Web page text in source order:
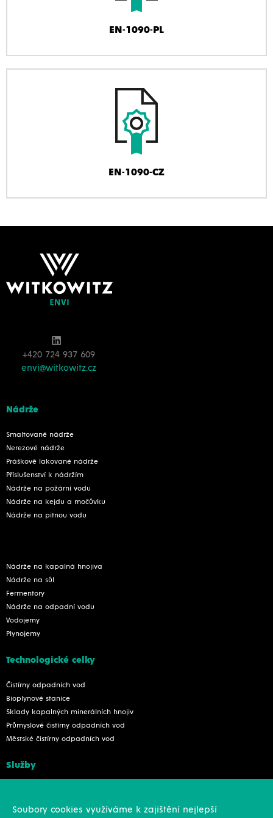
EN-1090-PL
EN-1090-CZ
+420 724 937 609
envi@witkowitz.cz
Nádrže
Smaltované nádrže
Nerezové nádrže
Práškově lakované nádrže
Příslušenství k nádržím
Nádrže na požární vodu
Nádrže na kejdu a močůvku
Nádrže na pitnou vodu
Nádrže na kapalná hnojiva
Nádrže na sůl
Fermentory
Nádrže na odpadní vodu
Vodojemy
Plynojemy
Technologické celky
Čistírny odpadních vod
Bioplynové stanice
Sklady kapalných minerálních hnojiv
Průmyslové čistírny odpadních vod
Městské čistírny odpadních vod
Služby
Revize, rekonstrukce a opravy
Soubory cookies využíváme k zajištění nejlepší